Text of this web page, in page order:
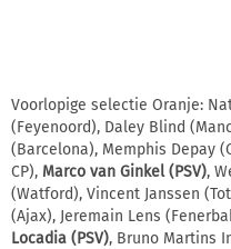
Voorlopige selectie Oranje:
(Feyenoord), Daley Blind
(Barcelona), Memphis Depay
CP), Marco van Ginkel (PSV),
(Watford), Vincent Janssen
(Ajax), Jeremain Lens
Locadia (PSV), Bruno Martins